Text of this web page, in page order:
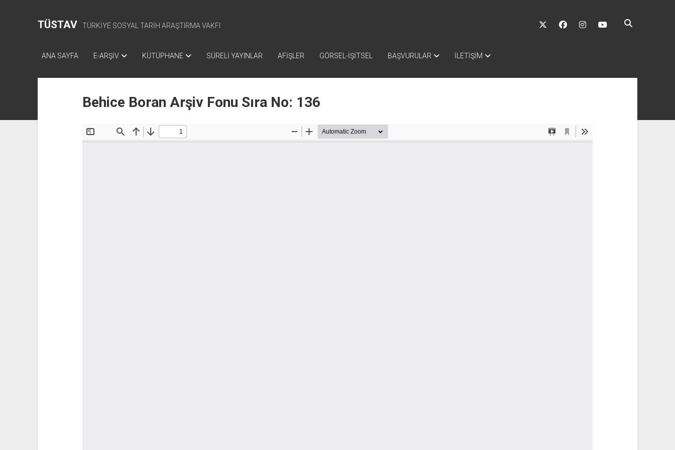
TÜSTAV TÜRKİYE SOSYAL TARİH ARAŞTIRMA VAKFI
twitter facebookinstagramyoutube
ANA SAYFA E-ARŞİV KÜTÜPHANE SÜRELİ YAYINLAR AFİŞLER GÖRSEL-İŞİTSEL BAŞVURULAR İLETİŞİM
Behice Boran Arşiv Fonu Sıra No: 136